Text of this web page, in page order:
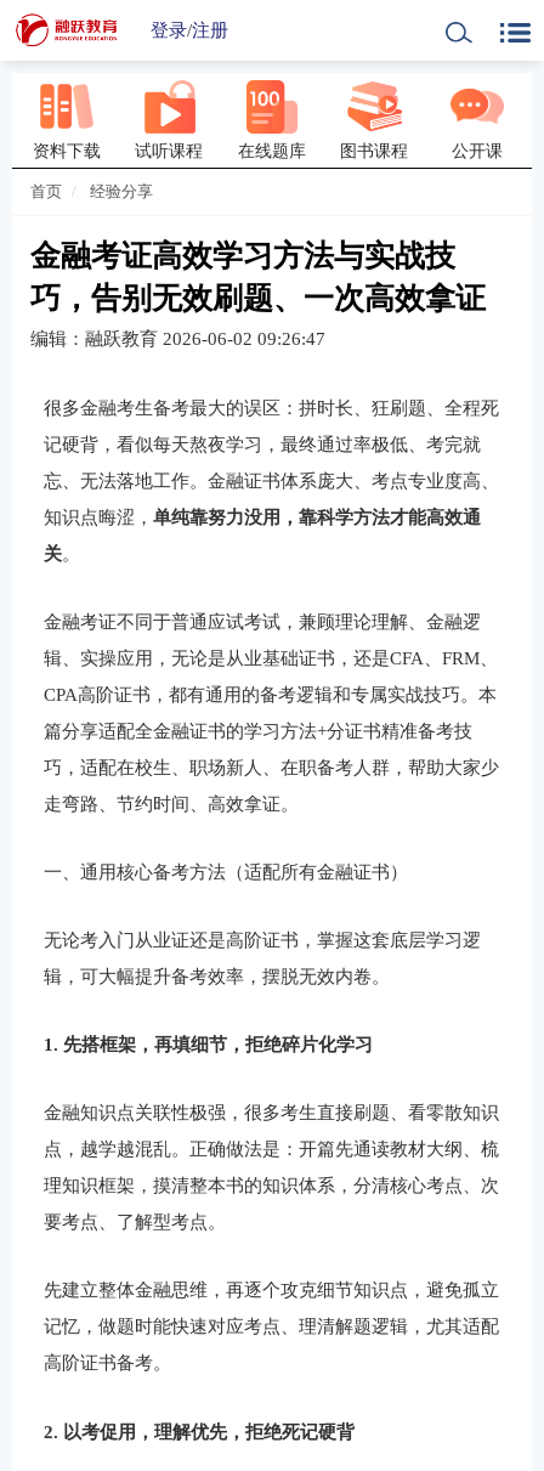
登录/注册
资料下载 试听课程 在线题库 图书课程 公开课
首页 经验分享
金融考证高效学习方法与实战技
巧，告别无效刷题、一次高效拿证
编辑：融跃教育 2026-06-02 09:26:47
很多金融考生备考最大的误区：拼时长、狂刷题、全程死
记硬背，看似每天熬夜学习，最终通过率极低、考完就
忘、无法落地工作。金融证书体系庞大、考点专业度高、
知识点晦涩，单纯靠努力没用，靠科学方法才能高效通
关。
金融考证不同于普通应试考试，兼顾理论理解、金融逻
辑、实操应用，无论是从业基础证书，还是CFA、FRM、
CPA高阶证书，都有通用的备考逻辑和专属实战技巧。本
篇分享适配全金融证书的学习方法+分证书精准备考技
巧，适配在校生、职场新人、在职备考人群，帮助大家少
走弯路、节约时间、高效拿证。
一、通用核心备考方法（适配所有金融证书）
无论考入门从业证还是高阶证书，掌握这套底层学习逻
辑，可大幅提升备考效率，摆脱无效内卷。
1. 先搭框架，再填细节，拒绝碎片化学习
金融知识点关联性极强，很多考生直接刷题、看零散知识
点，越学越混乱。正确做法是：开篇先通读教材大纲、梳
理知识框架，摸清整本书的知识体系，分清核心考点、次
要考点、了解型考点。
先建立整体金融思维，再逐个攻克细节知识点，避免孤立
记忆，做题时能快速对应考点、理清解题逻辑，尤其适配
高阶证书备考。
2. 以考促用，理解优先，拒绝死记硬背